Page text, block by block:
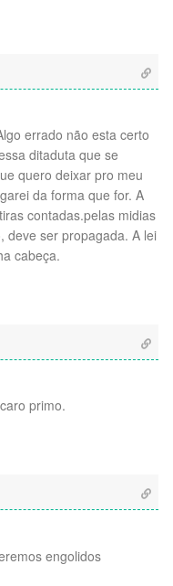
errado não esta certo
ditaduta que se
quero deixar pro meu
da forma que for. A
contadas.pelas midias
deve ser propagada. A lei
cabeça.
primo.
engolidos